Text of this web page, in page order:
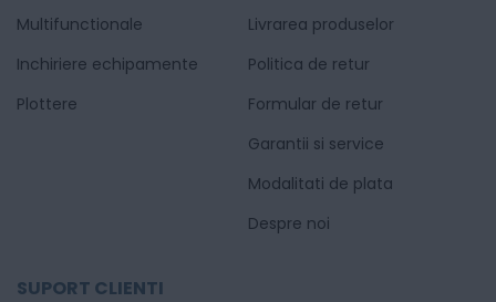
Multifunctionale
Inchiriere echipamente
Plottere
Livrarea produselor
Politica de retur
Formular de retur
Garantii si service
Modalitati de plata
Despre noi
SUPORT CLIENTI